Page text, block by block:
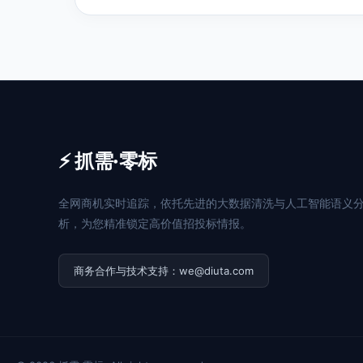
⚡ 抓需·零标
全网商机实时追踪，依托先进的大数据清洗与人工智能语义
析，为您精准锁定高价值招投标情报。
商务合作与技术支持：we@diuta.com